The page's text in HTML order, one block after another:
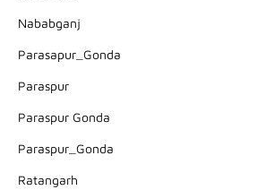
Nababganj
Parasapur_Gonda
Paraspur
Paraspur Gonda
Paraspur_Gonda
Ratangarh